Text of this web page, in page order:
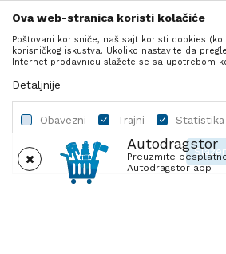
Autodragstor
Preuzmite
Autodragstor app
PRATITE NAS
Autodelovi
Ova web-stranica koristi kolačiće
Poštovani korisniče, naš sajt koristi cookies
korisničkog iskustva. Ukoliko nastavite da
Internet prodavnicu slažete se sa upotrebom
Detaljnije
Obavezni Trajni Statistika